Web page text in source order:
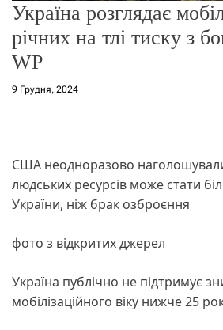
Україна розглядає
річних на тлі тиску з
WP
9 Грудня, 2024
США неодноразово
людських ресурсів може стати
України, ніж брак озброєння
фото з відкритих джерел
Україна публічно не підтримує
мобілізаційного віку нижче 25